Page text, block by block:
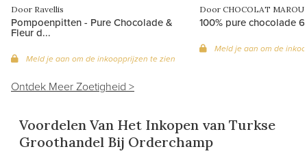
Door Ravellis
Pompoenpitten - Pure Chocolade &
Fleur d...
Meld je aan om de inkoopprijzen te zien
Door CHOCOLAT MAROU
100% pure chocolade
Meld je aan om de
Ontdek Meer Zoetigheid >
Voordelen Van Het Inkopen van Turkse
Groothandel Bij Orderchamp